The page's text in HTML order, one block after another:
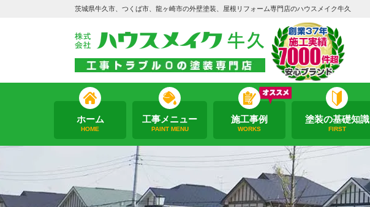
茨城県牛久市、つくば市、龍ヶ崎市の外壁塗装、屋根リフォーム専門店のハウスメイク牛久
ホーム
HOME
工事メニュー
PAINT MENU
施工事例
WORKS
塗装の基礎知識
FIRST